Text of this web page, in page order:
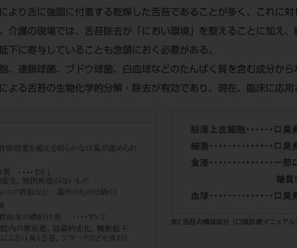
より舌に強固に付着する乾燥した舌苔であることが多く、これに
介護の現場では、舌苔除去が「におい環境」を整えることに加え
下に寄与していることも念頭におく必要がある。
、連鎖球菌、ブドウ球菌、白血球などのたんぱく質を含む成分から
よる舌苔の生物化学的分解・除去が有効であり、現在、臨床に応
表2 舌苔の構成成分（口臭診療マニュアル